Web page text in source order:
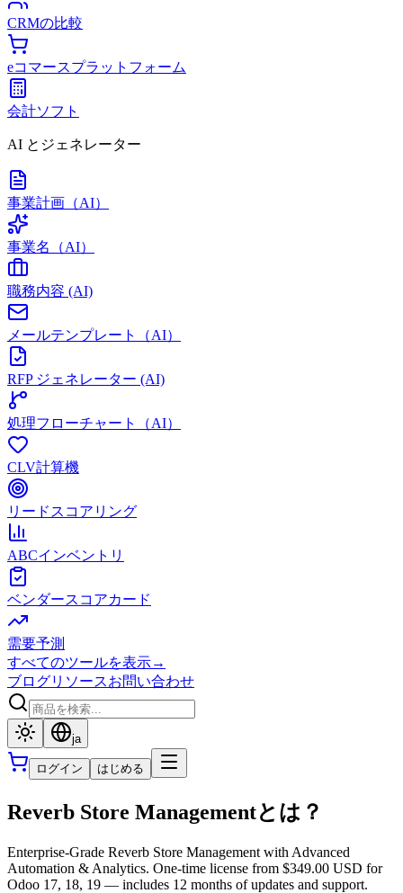
CRMの比較
eコマースプラットフォーム
会計ソフト
AI とジェネレーター
事業計画（AI）
事業名（AI）
職務内容 (AI)
メールテンプレート（AI）
RFP ジェネレーター (AI)
処理フローチャート（AI）
CLV計算機
リードスコアリング
ABCインベントリ
ベンダースコアカード
需要予測
すべてのツールを表示→
ブログリソースお問い合わせ
ja
ログイン はじめる
Reverb Store Managementとは？
Enterprise-Grade Reverb Store Management with Advanced
Automation & Analytics. One-time license from $349.00 USD for
Odoo 17, 18, 19 — includes 12 months of updates and support.